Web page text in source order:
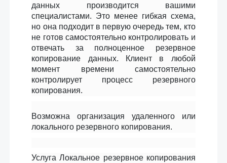
данных производится вашими
специалистами. Это менее гибкая схема,
но она подходит в первую очередь тем, кто
не готов самостоятельно контролировать и
отвечать за полноценное резервное
копирование данных. Клиент в любой
момент времени самостоятельно
контролирует процесс резервного
копирования.
Возможна организация удаленного или
локального резервного копирования.
Услуга Локальное резервное копирования